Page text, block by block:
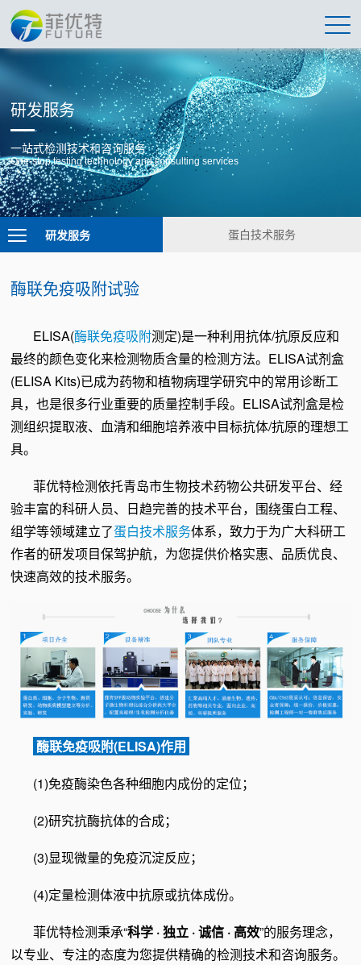
研发服务
一站式检测技术和咨询服务
One-stop testing technology and consulting services
研发服务 蛋白技术服务
酶联免疫吸附试验
ELISA(酶联免疫吸附测定)是一种利用抗体/抗原反应和
最终的颜色变化来检测物质含量的检测方法。ELISA试剂盒
(ELISA Kits)已成为药物和植物病理学研究中的常用诊断工
具，也是很多行业重要的质量控制手段。ELISA试剂盒是检
测组织提取液、血清和细胞培养液中目标抗体/抗原的理想工
具。
菲优特检测依托青岛市生物技术药物公共研发平台、经
验丰富的科研人员、日趋完善的技术平台，围绕蛋白工程、
组学等领域建立了蛋白技术服务体系，致力于为广大科研工
作者的研发项目保驾护航，为您提供价格实惠、品质优良、
快速高效的技术服务。
酶联免疫吸附(ELISA)作用
(1)免疫酶染色各种细胞内成份的定位；
(2)研究抗酶抗体的合成；
(3)显现微量的免疫沉淀反应；
(4)定量检测体液中抗原或抗体成份。
菲优特检测秉承“科学 · 独立 · 诚信 · 高效”的服务理念，
以专业、专注的态度为您提供精确的检测技术和咨询服务。